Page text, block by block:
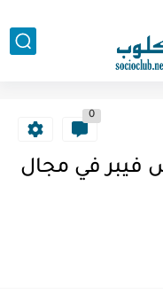
0
فيبر في مجال